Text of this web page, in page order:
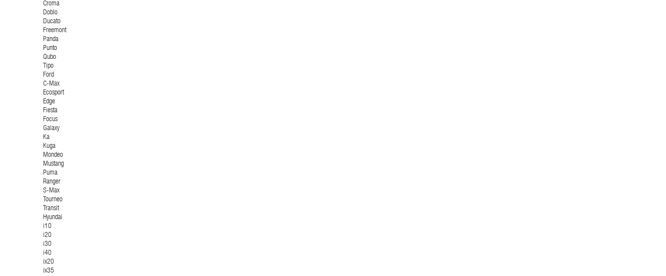
Croma
Doblo
Ducato
Freemont
Panda
Punto
Qubo
Tipo
Ford
C-Max
Ecosport
Edge
Fiesta
Focus
Galaxy
Ka
Kuga
Mondeo
Mustang
Puma
Ranger
S-Max
Tourneo
Transit
Hyundai
i10
i20
i30
i40
ix20
ix35